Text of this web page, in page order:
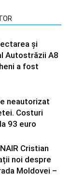
și
Autostrăzii A8
a fost
neautorizat
Costuri
93 euro
Cristian
noi despre
Moldovei –